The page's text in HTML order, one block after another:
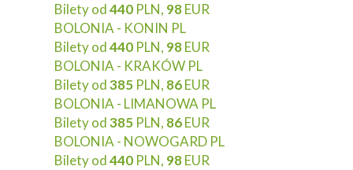
Bilety od440 PLN, 98EUR
BOLONIA - KONIN PL
Bilety od440 PLN, 98EUR
BOLONIA - KRAKÓW PL
Bilety od385 PLN, 86EUR
BOLONIA - LIMANOWA PL
Bilety od385 PLN, 86EUR
BOLONIA - NOWOGARD PL
Bilety od440 PLN, 98EUR